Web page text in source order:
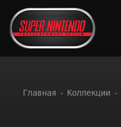
Главная Коллекции